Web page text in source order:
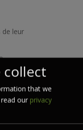
de leur
!
that we
our privacy